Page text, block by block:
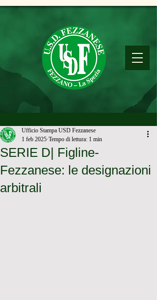
SERIE D| Figline-
Fezzanese: le designazioni
arbitrali
Ufficio Stampa USD Fezzanese
1 feb 2025 Tempo di lettura: 1 min